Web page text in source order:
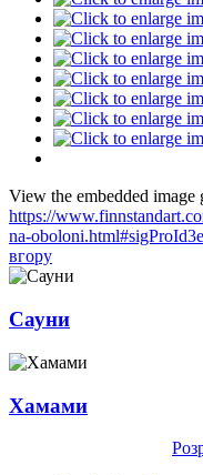
View the embedded image
https://
na-
вгору
Сауни
Хамами